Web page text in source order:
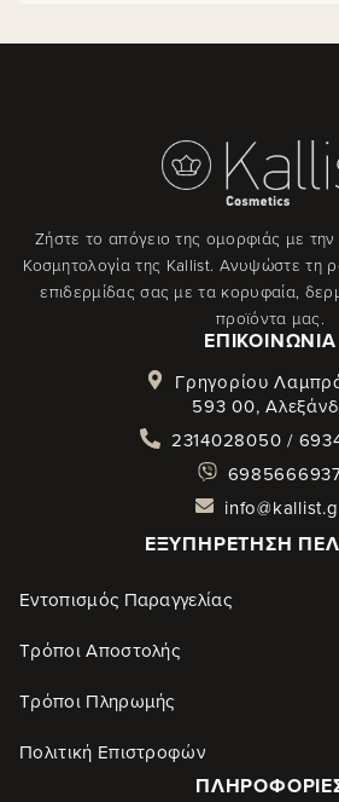
Ζήστε το απόγειο της ομορφιάς με
Κοσμητολογία της Kallist. Ανυψώστε τη
επιδερμίδας σας με τα κορυφαία,
προϊόντα μας.
ΕΠΙΚΟΙΝΩΝΊΑ
Γρηγορίου
593 00,
2314028050 /
ΕΞΥΠΗΡΈΤΗΣΗ
Εντοπισμός Παραγγελίας
Τρόποι Αποστολής
Τρόποι Πληρωμής
Πολιτική Επιστροφών